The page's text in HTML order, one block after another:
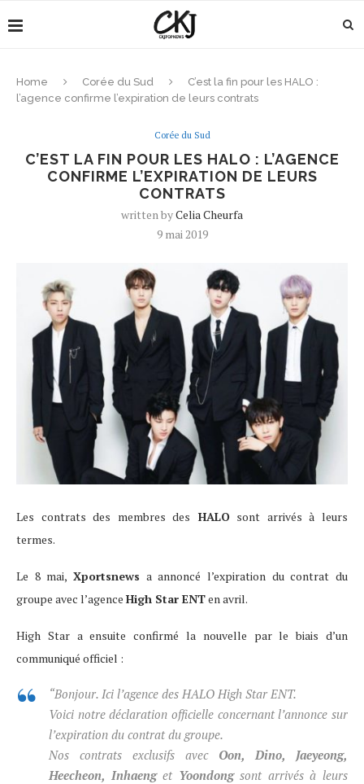
Home Corée du Sud
C’est la fin pour les HALO :
l’agence confirme l’expiration de leurs contrats
Corée du Sud
C’EST LA FIN POUR LES HALO : L’AGENCE
CONFIRME L’EXPIRATION DE LEURS
CONTRATS
written byCelia Cheurfa
9 mai 2019
Les contrats des membres des HALOsont arrivés à leurs
termes.
Le 8 mai, Xportsnews a annoncé l’expiration du contrat du
groupe avec l’agence High Star ENTen avril.
High Star a ensuite confirmé la nouvelle par le biais d’un
communiqué officiel :
“Bonjour. Ici l’agence des HALO High Star ENT.
Voici notre déclaration officielle concernant l’annonce sur
l’expiration du contrat du groupe.
Nos contrats exclusifs avec Oon, Dino, Jaeyeong,
Heecheon, Inhaenget Yoondongsont arrivés à leurs